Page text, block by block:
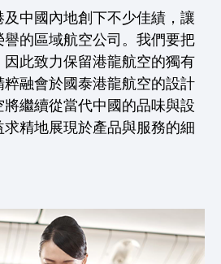
中國內地創下不少佳績，讓
的區域航空公司。我們要把
此致力保留港龍航空的獨有
融會於國泰港龍航空的設計
繼續從當代中國的品味與設
精地展現於產品與服務的細